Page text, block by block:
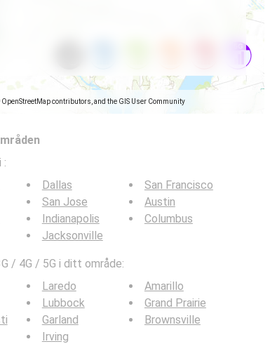
OpenStreetMap contributors, and the GIS User Community
:
Dallas
San Jose
Indianapolis
Jacksonville
San Francisco
Austin
Columbus
/ 4G / 5G i ditt område:
Laredo
Lubbock
Garland
Irving
Amarillo
Grand Prairie
Brownsville